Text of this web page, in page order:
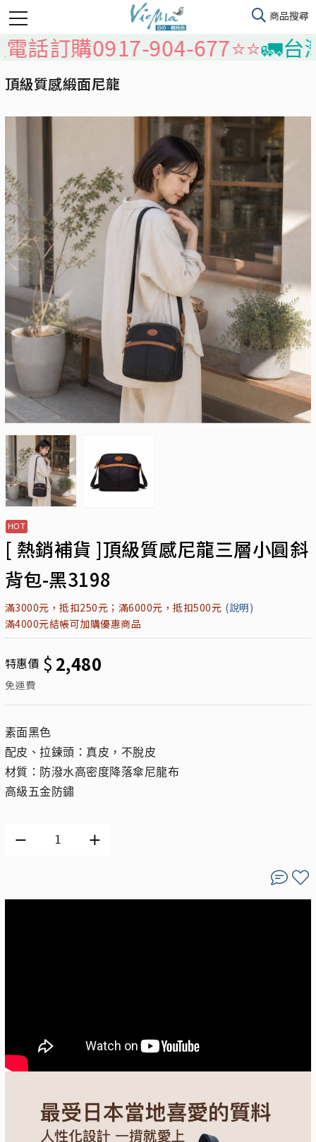
0917-904-677⭐️⭐️🚛台灣本島
頂級質感緞面尼龍
[ 熱銷補貨 ]頂級質感尼龍三層小圓斜
背包-黑3198
滿3000元，抵扣250元；滿6000元，抵扣500元 (說明)
滿4000元結帳可加購優惠商品
特惠價 $ 2,480
免運費
素面黑色
配皮、拉鍊頭：真皮，不脫皮
材質：防潑水高密度降落傘尼龍布
高級五金防鏽